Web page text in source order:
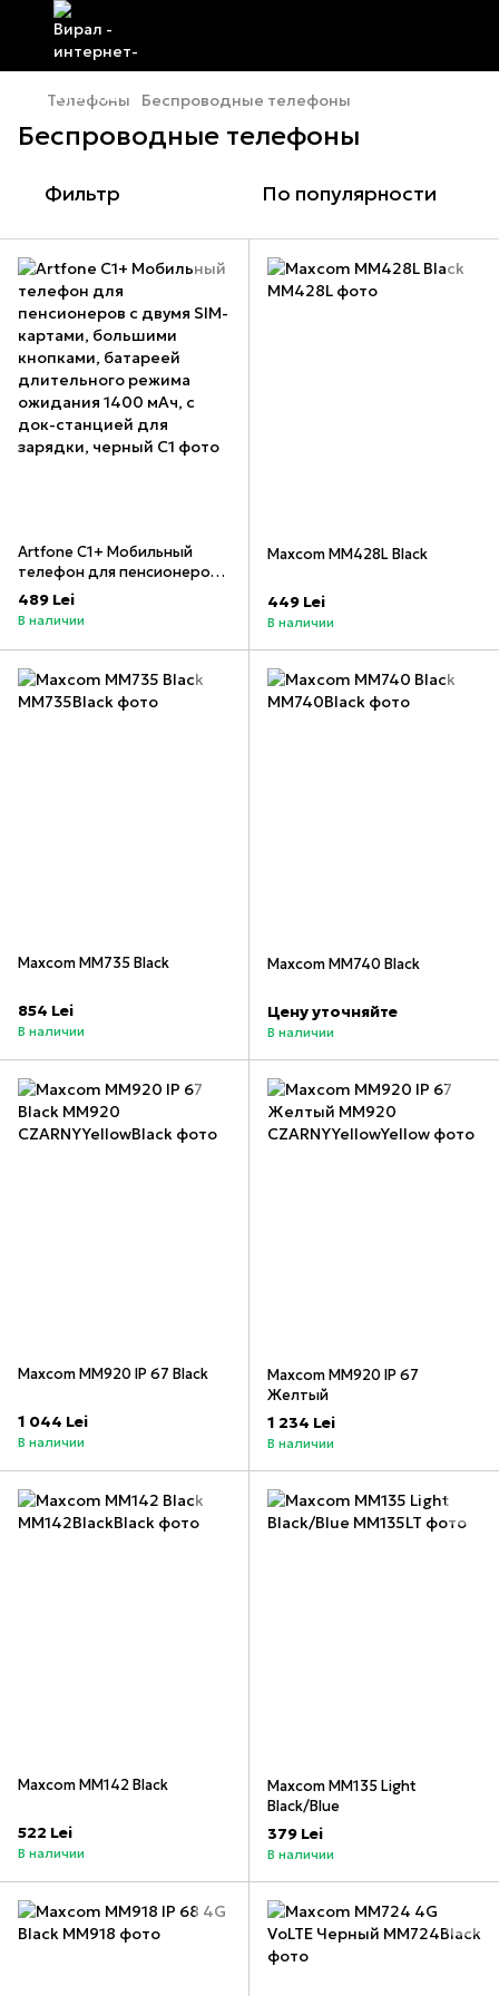
Телефоны Беспроводные телефоны
Беспроводные телефоны
Фильтр По популярности
Artfone C1+ Мобильный
телефон для пенсионеров с
двумя SIM-картами,
большими кнопками,
режима ожидания 1400 мАч,
с док-станцией для
зарядки, черный
489 Lei
В наличии
Maxcom MM428L Black
449 Lei
В наличии
Maxcom MM735 Black
854 Lei
В наличии
Maxcom MM740 Black
Цену уточняйте
В наличии
Maxcom MM920 IP 67 Black
1 044 Lei
В наличии
Maxcom MM920 IP 67
Желтый
1 234 Lei
В наличии
Maxcom MM142 Black
522 Lei
В наличии
Maxcom MM135 Light
Black/Blue
379 Lei
В наличии